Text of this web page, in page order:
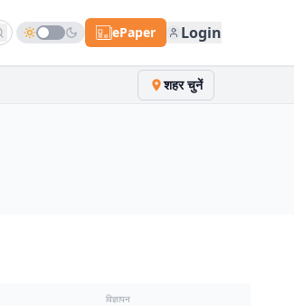
ePaper Login
शहर चुनें
विज्ञापन